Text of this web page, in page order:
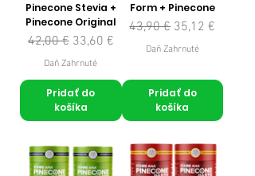
Pinecone Stevia +
Pinecone Original
Normálna cena
42,00 € Zľavnená cena
33,60 €
Daň Zahrnuté
Pridať do
košíka
Form + Pinecone
Normálna cena
43,90 € Zľavnená cena
35,12 €
Daň Zahrnuté
Pridať do
košíka